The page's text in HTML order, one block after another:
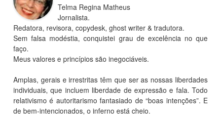
Telma Regina Matheus
Jornalista.
Redatora, revisora, copydesk, ghost writer & tradutora.
Sem falsa modéstia, conquistei grau de excelência no que
faço.
Meus valores e princípios são inegociáveis.
Amplas, gerais e irrestritas têm que ser as nossas liberdades
individuais, que incluem liberdade de expressão e fala. Todo
relativismo é autoritarismo fantasiado de “boas intenções”. E
de bem-intencionados, o inferno está cheio.